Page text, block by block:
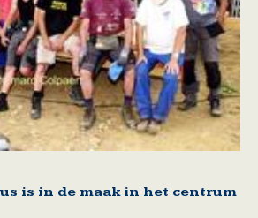
is in de maak in het centrum